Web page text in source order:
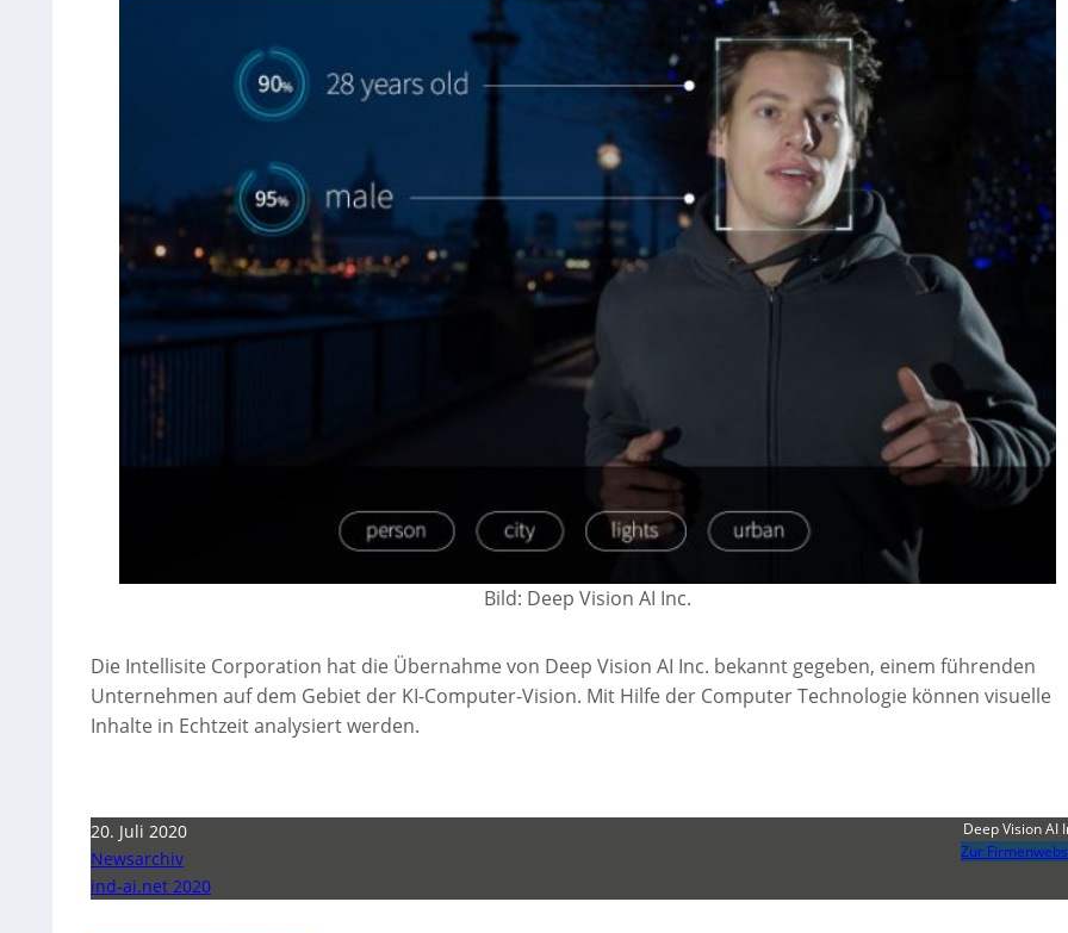
Bild: Deep Vision AI Inc.
Die Intellisite Corporation hat die Übernahme von Deep Vision AI Inc. bekannt gegeben, einem führenden
Unternehmen auf dem Gebiet der KI-Computer-Vision. Mit Hilfe der Computer Technologie können visuelle
Inhalte in Echtzeit analysiert werden.
20. Juli 2020
Newsarchiv
ind-ai.net 2020
Deep Vision AI
Zur